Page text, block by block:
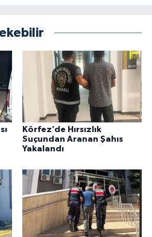
Körfez’de Hırsızlık
Suçundan Aranan Şahıs
Yakalandı